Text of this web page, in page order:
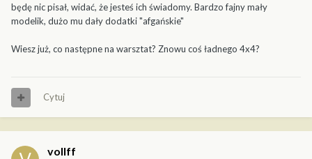
będę nic pisał, widać, że jesteś ich świadomy. Bardzo fajny mały
modelik, dużo mu dały dodatki "afgańskie"
Wiesz już, co następne na warsztat? Znowu coś ładnego 4x4?
Cytuj
vollff